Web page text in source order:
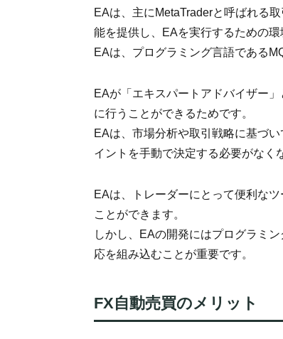
EAは、主にMetaTraderと呼ばれる
能を提供し、EAを実行するための環
EAは、プログラミング言語である
EAが「エキスパートアドバイザー
に行うことができるためです。
EAは、市場分析や取引戦略に基づ
イントを手動で決定する必要がなく
EAは、トレーダーにとって便利な
ことができます。
しかし、EAの開発にはプログラミ
応を組み込むことが重要です。
FX自動売買のメリット